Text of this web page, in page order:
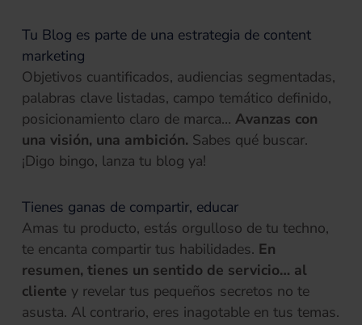
Tu Blog es parte de una estrategia de content
marketing
Objetivos cuantificados, audiencias segmentadas,
palabras clave listadas, campo temático definido,
posicionamiento claro de marca…Avanzas con
una visión, una ambición. Sabes qué buscar.
¡Digo bingo, lanza tu blog ya!
Tienes ganas de compartir, educar
Amas tu producto, estás orgulloso de tu techno,
te encanta compartir tus habilidades. En
resumen, tienes un sentido de servicio… al
cliente y revelar tus pequeños secretos no te
asusta. Al contrario, eres inagotable en tus temas.